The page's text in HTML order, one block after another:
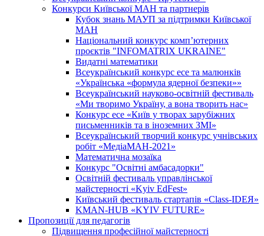
Конкурси Київської МАН та партнерів
Кубок знань МАУП за підтримки Київської
МАН
Національний конкурс комп’ютерних
проєктів "INFOMATRIX UKRAINE"
Видатні математики
Всеукраїнський конкурс есе та малюнків
«Українська «формула ядерної безпеки»»
Всеукраїнський науково-освітній фестиваль
«Ми творимо Україну, а вона творить нас»
Конкурс есе «Київ у творах зарубіжних
письменників та в іноземних ЗМІ»
Всеукраїнський творчий конкурс учнівських
робіт «МедіаМАН-2021»
Математична мозаїка
Конкурс "Освітні амбасадорки"
Освітній фестиваль управлінської
майстерності «Kyiv EdFest»
Київський фестиваль стартапів «Class-IDEЯ»
KMAN-HUB «KYIV FUTURE»
Пропозиції для педагогів
Підвищення професійної майстерності